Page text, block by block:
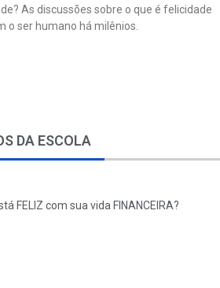
As discussões sobre o que é felicidade
o ser humano há milênios.
DA ESCOLA
FELIZ com sua vida FINANCEIRA?